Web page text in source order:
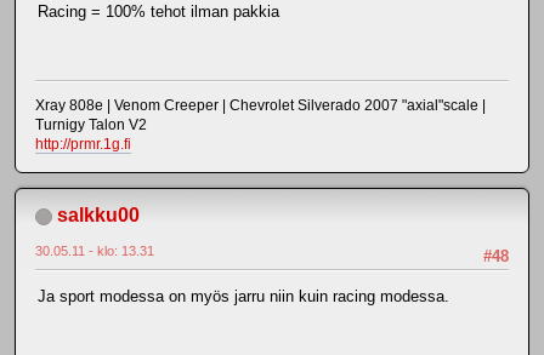
Racing = 100% tehot ilman pakkia
Xray 808e | Venom Creeper | Chevrolet Silverado 2007 "axial"scale |
Turnigy Talon V2
http://prmr.1g.fi
salkku00
#48
30.05.11 - klo: 13.31
Ja sport modessa on myös jarru niin kuin racing modessa.